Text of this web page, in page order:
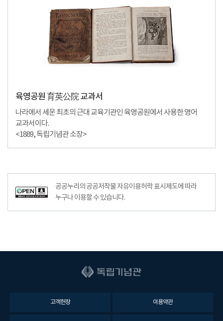
육영공원 育英公院 교과서
나라에서 세운 최초의 근대 교육기관인 육영공원에서 사용한 영어
교과서이다.
<1889, 독립기념관 소장>
공공누리의 공공저작물 자유이용허락 표시제도에 따라
누구나 이용할 수 있습니다.
고객헌장 이용약관